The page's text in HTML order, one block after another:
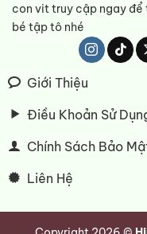
con vit truy cập ngay
bé tập tô nhé
Giới Thiệu
Điều Khoản Sử
Chính Sách Bảo
Liên Hệ